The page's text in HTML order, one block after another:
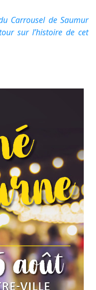
Carrousel de Saumur
sur l’histoire de cet